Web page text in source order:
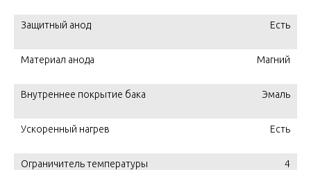
Защитный анод Есть
Материал анода Магний
Внутреннее покрытие бака Эмаль
Ускоренный нагрев Есть
Ограничитель температуры
4